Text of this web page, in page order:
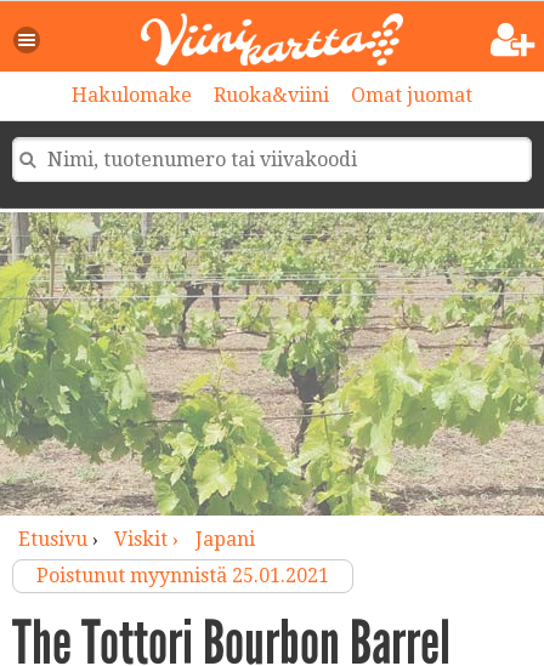
Hakulomake Ruoka&viini Omat juomat
Etusivu› Viskit ›
Japani
Poistunut myynnistä 25.01.2021
The Tottori Bourbon Barrel